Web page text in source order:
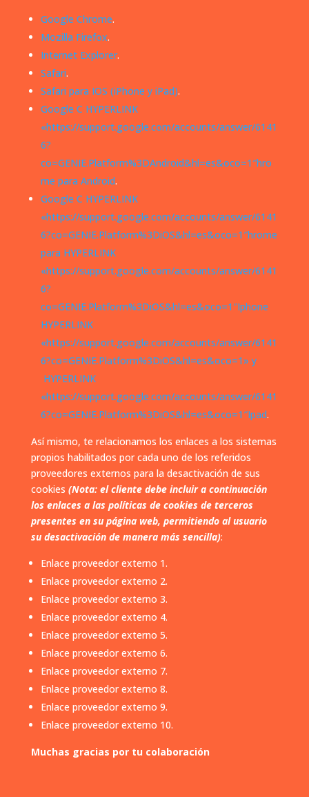
Google Chrome.
Mozilla Firefox.
Internet Explorer.
Safari.
Safari para IOS (iPhone y iPad).
Google C HYPERLINK
«https://support.google.com/accounts/answer/6141
6?
co=GENIE.Platform%3DAndroid&hl=es&oco=1″hro
me para Android.
Google C HYPERLINK
«https://support.google.com/accounts/answer/6141
6?co=GENIE.Platform%3DiOS&hl=es&oco=1″hrome
para HYPERLINK
«https://support.google.com/accounts/answer/6141
6?
co=GENIE.Platform%3DiOS&hl=es&oco=1″Iphone
HYPERLINK
«https://support.google.com/accounts/answer/6141
6?co=GENIE.Platform%3DiOS&hl=es&oco=1» y
HYPERLINK
«https://support.google.com/accounts/answer/6141
6?co=GENIE.Platform%3DiOS&hl=es&oco=1″Ipad.
Así mismo, te relacionamos los enlaces a los sistemas
propios habilitados por cada uno de los referidos
proveedores externos para la desactivación de sus
cookies (Nota: el cliente debe incluir a continuación
los enlaces a las políticas de cookies de terceros
presentes en su página web, permitiendo al usuario
su desactivación de manera más sencilla):
Enlace proveedor externo 1.
Enlace proveedor externo 2.
Enlace proveedor externo 3.
Enlace proveedor externo 4.
Enlace proveedor externo 5.
Enlace proveedor externo 6.
Enlace proveedor externo 7.
Enlace proveedor externo 8.
Enlace proveedor externo 9.
Enlace proveedor externo 10.
Muchas gracias por tu colaboración